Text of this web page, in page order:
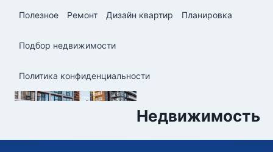
содержимому
Полезное Ремонт Дизайн квартир Планировка
Подбор недвижимости
Политика конфиденциальности
Недвижимость